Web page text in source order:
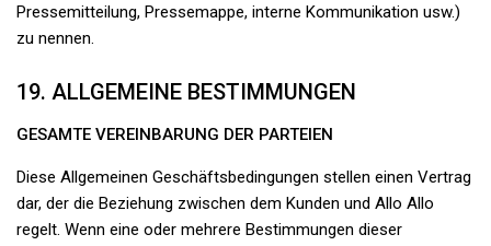
Pressemitteilung, Pressemappe, interne Kommunikation usw.)
zu nennen.
19. ALLGEMEINE BESTIMMUNGEN
GESAMTE VEREINBARUNG DER PARTEIEN
Diese Allgemeinen Geschäftsbedingungen stellen einen Vertrag
dar, der die Beziehung zwischen dem Kunden und Allo Allo
regelt. Wenn eine oder mehrere Bestimmungen dieser